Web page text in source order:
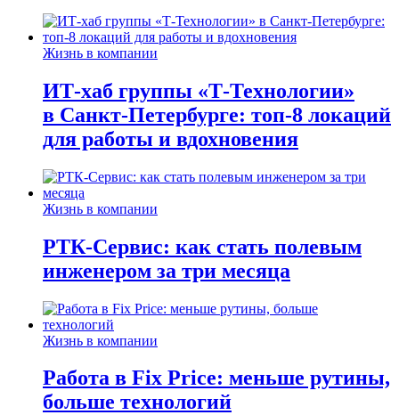
Жизнь в компании
ИТ-хаб группы «Т-Технологии»
в Санкт-Петербурге: топ-8 локаций
для работы и вдохновения
Жизнь в компании
РТК-Сервис: как стать полевым
инженером за три месяца
Жизнь в компании
Работа в Fix Price: меньше рутины,
больше технологий